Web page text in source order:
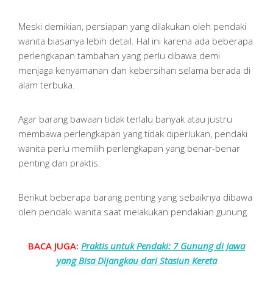
Meski demikian, persiapan yang dilakukan oleh pendaki
wanita biasanya lebih detail. Hal ini karena ada beberapa
perlengkapan tambahan yang perlu dibawa demi
menjaga kenyamanan dan kebersihan selama berada di
alam terbuka.
Agar barang bawaan tidak terlalu banyak atau justru
membawa perlengkapan yang tidak diperlukan, pendaki
wanita perlu memilih perlengkapan yang benar-benar
penting dan praktis.
Berikut beberapa barang penting yang sebaiknya dibawa
oleh pendaki wanita saat melakukan pendakian gunung.
BACA JUGA: Praktis untuk Pendaki: 7 Gunung di Jawa
yang Bisa Dijangkau dari Stasiun Kereta